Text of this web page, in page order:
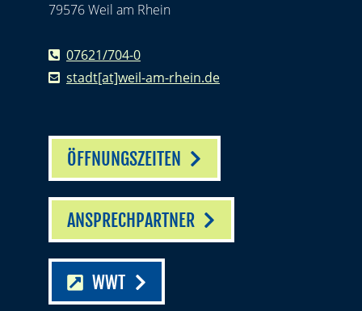
79576 Weil am Rhein
07621/704-0
stadt[at]weil-am-rhein.de
ÖFFNUNGSZEITEN
ANSPRECHPARTNER
WWT